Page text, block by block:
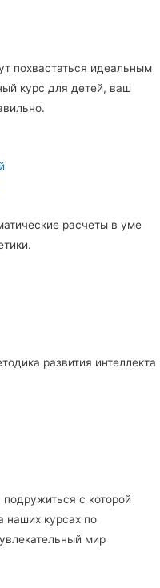
похвастаться идеальным
курс для детей, ваш
расчеты в уме
развития интеллекта
с которой
наших курсах по
мир